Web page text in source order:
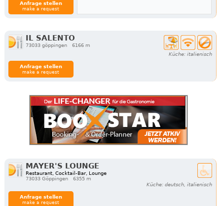
Anfrage stellen
make a request
IL SALENTO
73033 göppingen
6166 m
Küche: italienisch
Anfrage stellen
make a request
MAYER'S LOUNGE
Restaurant, Cocktail-Bar, Lounge
73033 Göppingen
6355 m
Küche: deutsch, italienisch
Anfrage stellen
make a request